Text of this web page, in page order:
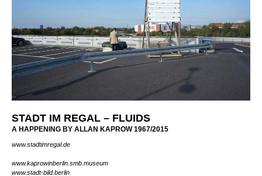
STADT IM REGAL – FLUIDS
www.kaprowinberlin.smb.museum